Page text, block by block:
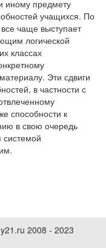
иному предмету
учащихся. По
чаще выступает
логической
классах
Эти сдвиги
в частности с
способности к
в свою очередь
системой
2008 - 2023